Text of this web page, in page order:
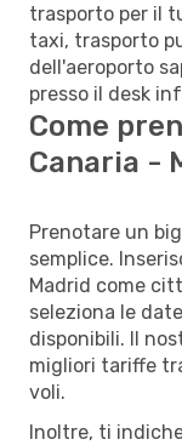
trasporto per il
taxi, trasporto
dell'aeroporto
presso il desk
Come
Canaria -
Prenotare un
semplice.
Madrid come
seleziona le
disponibili. Il
migliori tariffe
voli.
Inoltre, ti